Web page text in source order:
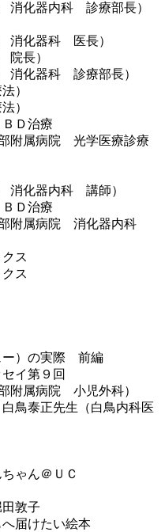
化器内科 診療部長）
化器科 医長）
長）
化器科 診療部長）
）
）
Ｄ治療
附属病院 光学医療診療
消化器内科 講師）
Ｄ治療
附属病院 消化器内科
ス
ス
ー）の実際 前編
イ第９回
附属病院 小児外科）
泰正先生（白鳥内科医
ゃん＠ＵＣ
敦子
届けたい絵本